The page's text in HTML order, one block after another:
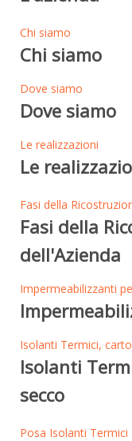
Chi siamo
Chi siamo
Dove siamo
Dove siamo
Le realizzazioni
Le
Fasi della
Fasi della
dell'Azienda
Impermeabilizzanti
Isolanti Termici,
Isolanti
secco
Posa Isolanti Termici